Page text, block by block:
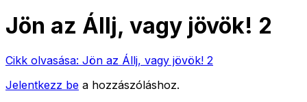
Jön az Állj, vagy jövök! 2
Cikk olvasása: Jön az Állj, vagy jövök! 2
Jelentkezz be a hozzászóláshoz.